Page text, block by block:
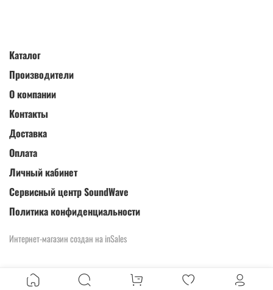
Каталог
Производители
О компании
Контакты
Доставка
Оплата
Личный кабинет
Сервисный центр SoundWave
Политика конфиденциальности
Интернет-магазин создан на inSales